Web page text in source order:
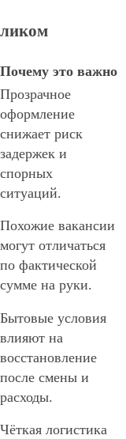
Почему это важно
Прозрачное
оформление
снижает риск
задержек и
спорных
ситуаций.
Похожие вакансии
могут отличаться
по фактической
сумме на руки.
Бытовые условия
влияют на
восстановление
после смены и
расходы.
Чёткая логистика